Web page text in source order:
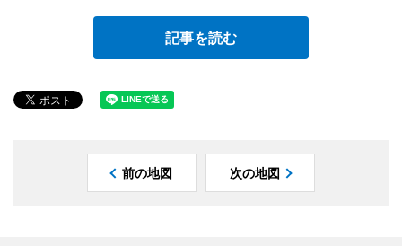
記事を読む
前の地図 次の地図